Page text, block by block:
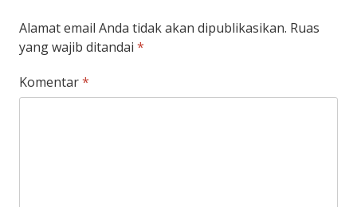
Alamat email Anda tidak akan dipublikasikan. Ruas
yang wajib ditandai *
Komentar*